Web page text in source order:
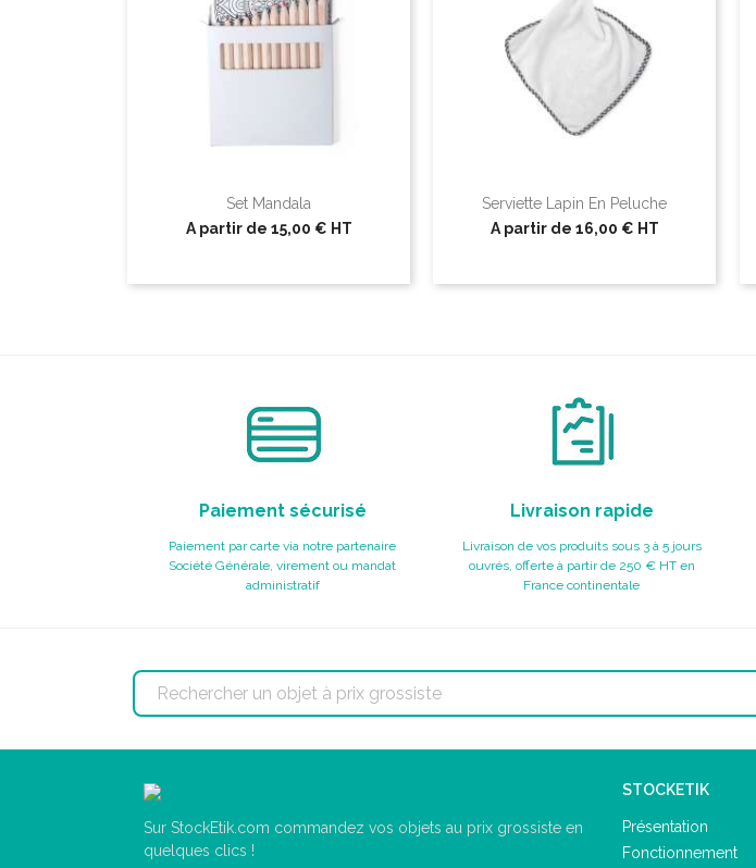
Set Mandala
A partir de 15,00 € HT
Serviette Lapin En Peluche
A partir de 16,00 € HT
Paiement sécurisé
Paiement par carte via notre partenaire
Société Générale, virement ou mandat
administratif
Livraison rapide
Livraison de vos produits sous 3 à 5 jours
ouvrés, offerte à partir de 250 € HT en
France continentale
Sur StockEtik.com commandez vos objets au prix grossiste en
quelques clics !
STOCKETIK
Présentation
Fonctionnement